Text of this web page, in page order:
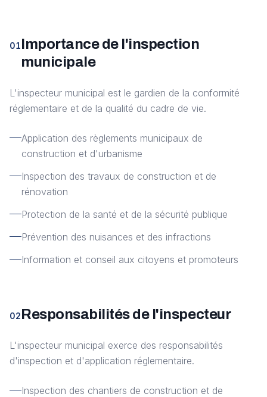
01Importance de l'inspection
municipale
L'inspecteur municipal est le gardien de la conformité
réglementaire et de la qualité du cadre de vie.
Application des règlements municipaux de
construction et d'urbanisme
Inspection des travaux de construction et de
rénovation
Protection de la santé et de la sécurité publique
Prévention des nuisances et des infractions
Information et conseil aux citoyens et promoteurs
02Responsabilités de l'inspecteur
L'inspecteur municipal exerce des responsabilités
d'inspection et d'application réglementaire.
Inspection des chantiers de construction et de